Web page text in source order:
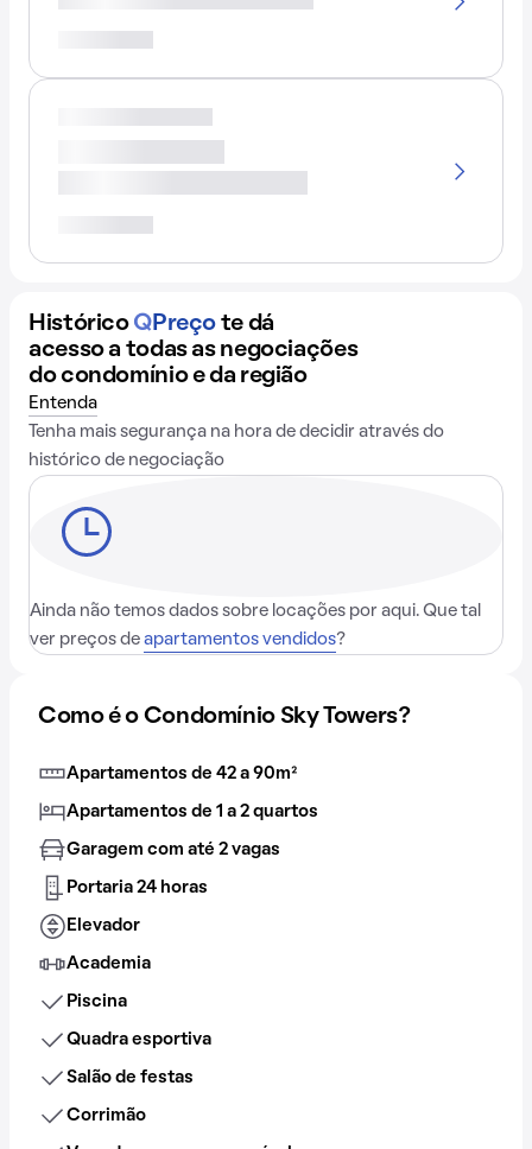
Histórico QPreço te dá
acesso a todas as negociações
do condomínio e da região
Entenda
Tenha mais segurança na hora de decidir através do
histórico de negociação
Ainda não temos dados sobre locações por aqui. Que tal
ver preços de apartamentos vendidos?
Como é o Condomínio Sky Towers?
Apartamentos de 42 a 90m²
Apartamentos de 1 a 2 quartos
Garagem com até 2 vagas
Portaria 24 horas
Elevador
Academia
Piscina
Quadra esportiva
Salão de festas
Corrimão